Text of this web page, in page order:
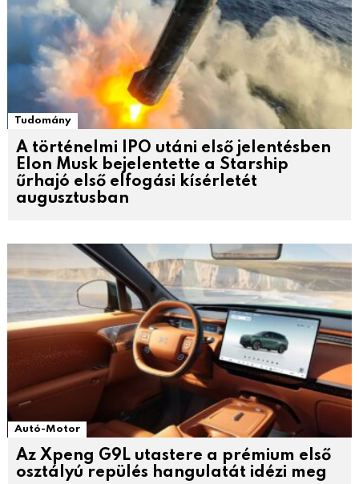
Tudomány
A történelmi IPO utáni első jelentésben
Elon Musk bejelentette a Starship
űrhajó első elfogási kísérletét
augusztusban
Autó-Motor
Az Xpeng G9L utastere a prémium első
osztályú repülés hangulatát idézi meg